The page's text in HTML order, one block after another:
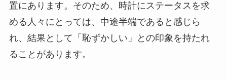
置にあります。そのため、時計にステータスを求
める人々にとっては、中途半端であると感じら
れ、結果として「恥ずかしい」との印象を持たれ
ることがあります。